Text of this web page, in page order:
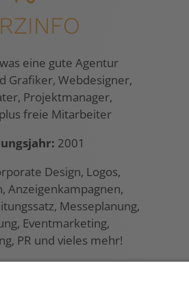
eine gute Agentur
Grafiker, Webdesigner,
Projektmanager,
freie Mitarbeiter
2001
Design, Logos,
Anzeigenkampagnen,
Messeplanung,
Eventmarketing,
PR und vieles mehr!